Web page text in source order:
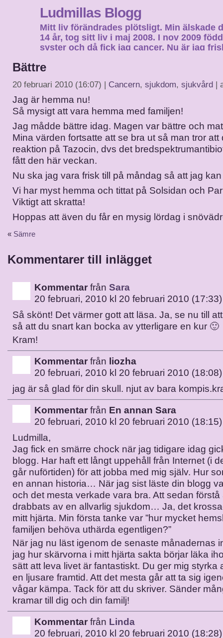
Ludmillas Blogg
Mitt liv förändrades plötsligt. Min älskade
14 år, tog sitt liv i maj 2008. I nov 2009
syster och då fick jag cancer. Nu är jag
Bättre
20 februari 2010 (16:07) | Cancern, sjukdom, sjukvård |
Jag är hemma nu!
Så mysigt att vara hemma med familjen!
Jag mådde bättre idag. Magen var bättre och
Mina värden fortsatte att se bra ut så man tror att
reaktion på Tazocin, dvs det
fått den här veckan.
Nu ska jag vara frisk till på måndag så att jag
Vi har myst hemma och tittat på Solsidan och
Viktigt att skratta!
Hoppas att även du får en mysig lördag i
« Sämre
Kommentarer till inlägget
Kommentar från Sara
20 februari, 2010 kl 20 februari 2010 (17:33)
Så skönt! Det värmer gott att läsa. Ja, se nu till
så att du snart kan bocka av ytterligare en kur 🙂
Kram!
Kommentar från liozha
20 februari, 2010 kl 20 februari 2010 (18:08)
jag är så glad för din skull. njut av bara
Kommentar från En annan Sara
20 februari, 2010 kl 20 februari 2010 (18:15)
Ludmilla,
Jag fick en smärre chock när jag tidigare idag
blogg. Har haft ett långt uppehåll från Internet (i
går nuförtiden) för att jobba med mig själv. Hur
en annan historia… När jag sist läste din blogg
och det mesta verkade vara bra. Att sedan förstå
drabbats av en allvarlig sjukdom… Ja, det
mitt hjärta. Min första tanke var ”hur mycket
familjen behöva uthärda egentligen?”
När jag nu läst igenom de senaste månadernas
jag hur skärvorna i mitt hjärta sakta börjar läka
sätt att leva livet är fantastiskt. Du ger mig styrka
en ljusare framtid. Att det mesta går att ta sig
vågar kämpa. Tack för att du skriver. Sänder
kramar till dig och din familj!
Kommentar från Linda
20 februari, 2010 kl 20 februari 2010 (18:28)